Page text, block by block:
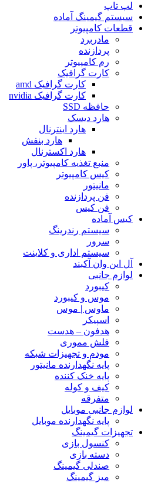
لپ تاپ
سیستم گیمینگ آماده
قطعات کامپیوتر
مادربرد
پردازنده
رم کامپیوتر
کارت گرافیک
کارت گرافیک amd
کارت گرافیک nvidia
حافظه SSD
هارد دیسک
هارد اینترنال
هارد بنفش
هارد اکسترنال
منبع تغذیه کامپیوتر، پاور
کیس کامپیوتر
مانیتور
فن پردازنده
فن کیس
کیس آماده
سیستم رندرینگ
سرور
سیستم‌ اداری و کلاینت
آل این وان آکبند
لوازم جانبی
کیبورد
موس و کیبورد
ماوس | موس
اسپیکر
هدفون – هدست
فلش مموری
مودم و تجهیزات شبکه
پایه نگهدارنده مانیتور
پایه خنک کننده
کیف و کوله
متفرقه
لوازم جانبی موبایل
پایه نگهدارنده موبایل
تجهیزات گیمینگ
کنسول بازی
دسته بازی
صندلی گیمینگ
میز گیمینگ